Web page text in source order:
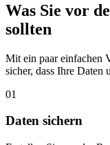
Was Sie vor
sollten
Mit ein paar einfachen
sicher, dass Ihre Daten
01
Daten sichern